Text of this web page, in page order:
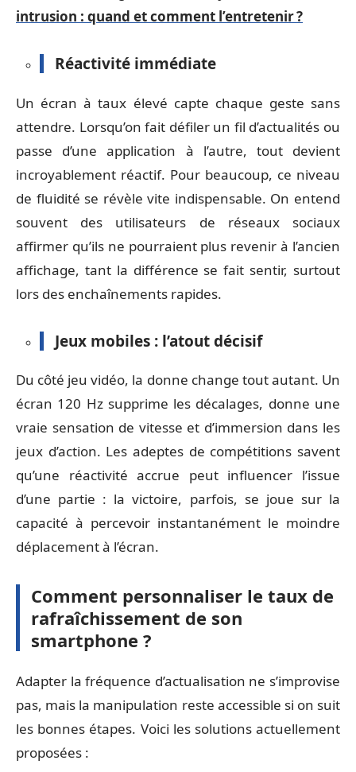
intrusion : quand et comment l’entretenir ?
Réactivité immédiate
Un écran à taux élevé capte chaque geste sans
attendre. Lorsqu’on fait défiler un fil d’actualités ou
passe d’une application à l’autre, tout devient
incroyablement réactif. Pour beaucoup, ce niveau
de fluidité se révèle vite indispensable. On entend
souvent des utilisateurs de réseaux sociaux
affirmer qu’ils ne pourraient plus revenir à l’ancien
affichage, tant la différence se fait sentir, surtout
lors des enchaînements rapides.
Jeux mobiles : l’atout décisif
Du côté jeu vidéo, la donne change tout autant. Un
écran 120 Hz supprime les décalages, donne une
vraie sensation de vitesse et d’immersion dans les
jeux d’action. Les adeptes de compétitions savent
qu’une réactivité accrue peut influencer l’issue
d’une partie : la victoire, parfois, se joue sur la
capacité à percevoir instantanément le moindre
déplacement à l’écran.
Comment personnaliser le taux de
rafraîchissement de son
smartphone ?
Adapter la fréquence d’actualisation ne s’improvise
pas, mais la manipulation reste accessible si on suit
les bonnes étapes. Voici les solutions actuellement
proposées :